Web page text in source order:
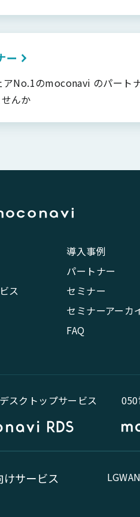
ー
アNo.1のmoconavi のパート
んか
ス
導入事例
パートナー
セミナー
セミナーアーカ
FAQ
スクトップサービス
けサービス